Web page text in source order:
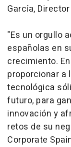
García,
"Es un orgullo
españolas en
crecimiento.
proporcionar a
tecnológica
futuro, para
innovación y
retos de su
Corporate